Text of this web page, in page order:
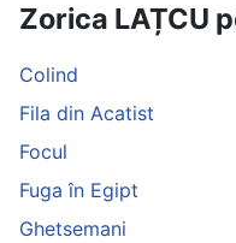
Zorica LAȚCU
Colind
Fila din Acatist
Focul
Fuga în Egipt
Ghetsemani